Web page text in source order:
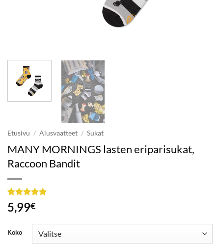
Etusivu / Alusvaatteet / Sukat
MANY MORNINGS lasten eriparisukat,
Raccoon Bandit
Arvio5
5:stä
2
asiakkaan
arvotukseen.
5,99€
Koko